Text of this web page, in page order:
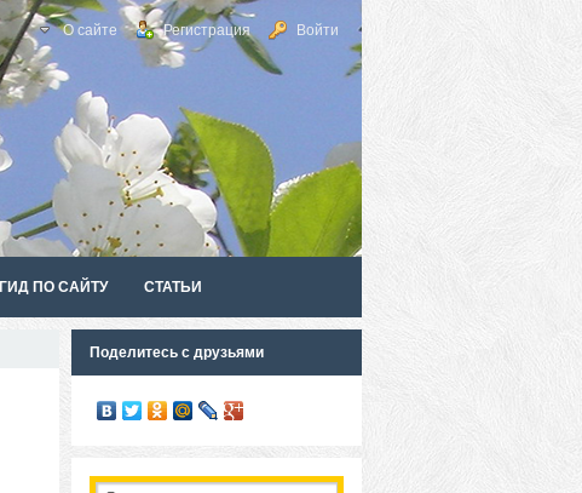
О сайте Регистрация Войти
ГИД ПО САЙТУ СТАТЬИ
Поделитесь с друзьями